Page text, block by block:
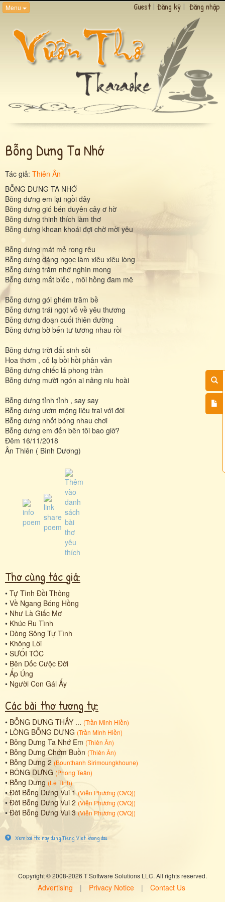
Menu Guest | Đăng ký | Đăng nhập
Bỗng Dưng Ta Nhớ
Tác giả: Thiên Ân
BỖNG DƯNG TA NHỚ
Bỗng dưng em lại ngồi đây
Bỗng dưng gió bén duyên cây ơ hờ
Bỗng dưng thinh thích làm thơ
Bỗng dưng khoan khoái đợi chờ mời yêu
Bỗng dưng mát mẻ rong rêu
Bỗng dưng dáng ngọc làm xiêu xiêu lòng
Bỗng dưng trăm nhớ nghìn mong
Bỗng dưng mắt biếc , môi hồng đam mê
Bỗng dưng gói ghém trăm bề
Bỗng dưng trái ngọt vỗ về yêu thương
Bỗng dưng đoạn cuối thiên đường
Bỗng dưng bờ bến tư tương nhau rồi
Bỗng dưng trời đất sinh sôi
Hoa thơm , cỏ lạ bồi hồi phân vân
Bỗng dưng chiếc lá phong trần
Bỗng dưng mười ngón ai nâng niu hoài
Bỗng dưng tỉnh tỉnh , say say
Bỗng dưng ươm mộng liêu trai với đời
Bỗng dưng nhốt bóng nhau chơi
Bỗng dưng em đến bên tôi bao giờ?
Đêm 16/11/2018
Ân Thiên ( Bình Dương)
Thơ cùng tác giả:
• Tự Tình Đồi Thông
• Về Ngang Bóng Hồng
• Như Là Giấc Mơ
• Khúc Ru Tình
• Dòng Sông Tự Tình
• Không Lời
• SƯỐI TÓC
• Bên Dốc Cưộc Đời
• Ấp Úng
• Người Con Gái Ấy
Các bài thơ tương tự:
• BỖNG DƯNG THẤY ... (Trần Minh Hiền)
• LÒNG BỖNG DƯNG (Trần Minh Hiền)
• Bỗng Dưng Ta Nhớ Em (Thiên Ân)
• Bỗng Dưng Chớm Buồn (Thiên Ân)
• Bỗng Dưng 2 (Bounthanh Sirimoungkhoune)
• BÔNG DƯNG (Phong Teân)
• Bỗng Dưng (Lệ Tình)
•Đời Bỗng Dưng Vui 1 (Viễn Phương (OVQ))
• Đời Bỗng Dưng Vui 2 (Viễn Phương (OVQ))
•Đời Bỗng Dưng Vui 3 (Viễn Phương (OVQ))
Xem bai tho nay dung Tieng Viet khong dau
Copyright © 2008-2026 T Software Solutions LLC. All rights reserved.
Advertising | Privacy Notice | Contact Us